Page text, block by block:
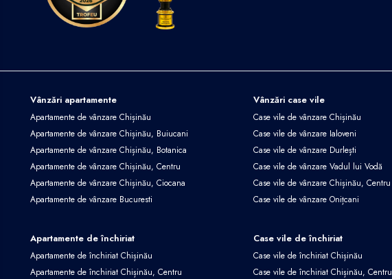
Vânzări apartamente
Apartamente de vânzare Chișinău
Apartamente de vânzare Chișinău, Buiucani
Apartamente de vânzare Chișinău, Botanica
Apartamente de vânzare Chișinău, Centru
Apartamente de vânzare Chișinău, Ciocana
Apartamente de vânzare Bucuresti
Vânzări case vile
Case vile de vânzare Chișinău
Case vile de vânzare Ialoveni
Case vile de vânzare Durlești
Case vile de vânzare Vadul lui Vodă
Case vile de vânzare Chișinău, Centru
Case vile de vânzare Onițcani
Apartamente de închiriat
Apartamente de închiriat Chișinău
Apartamente de închiriat Chișinău, Centru
Case vile de închiriat
Case vile de închiriat Chișinău
Case vile de închiriat Chișinău, Centru